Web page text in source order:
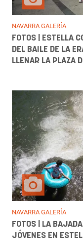
NAVARRA GALERÍA
FOTOS | ESTELLA
DEL BAILE DE LA
LLENAR LA PLAZA
NAVARRA GALERÍA
FOTOS | LA
JÓVENES EN